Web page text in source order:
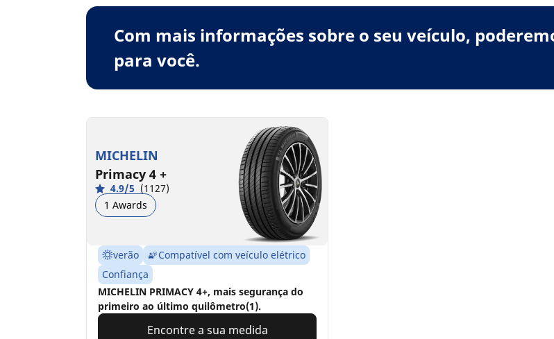
Com mais informações sobre o seu veículo,
para você.
MICHELIN
Primacy 4 +
4.9/5 (1127)
1 Awards
verão
Compatível com veículo elétrico
Confiança
MICHELIN PRIMACY 4+, mais segurança do
primeiro ao último quilômetro(1).
Encontre a sua medida